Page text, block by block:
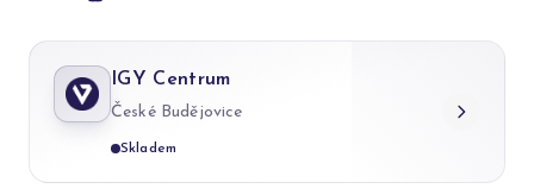
IGY Centrum
České Budějovice
Skladem